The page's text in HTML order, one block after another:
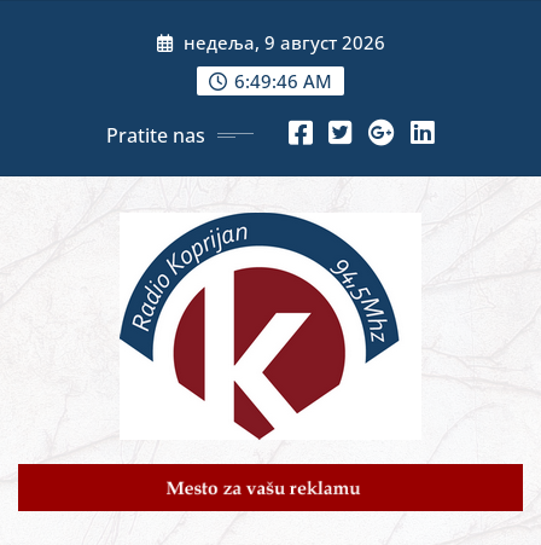
недеља, 9 август 2026
6:49:47 AM
Pratite nas